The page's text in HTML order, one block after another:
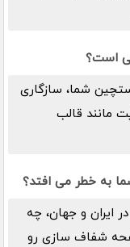
است؟
شما، سازگاری
مانند قالب
به خطر می افتد؟
ایران و جهان، چه
شفاف سازی رو